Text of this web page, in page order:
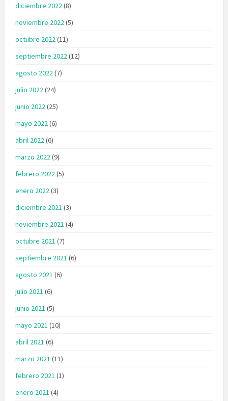
diciembre 2022(8)
noviembre 2022(5)
octubre 2022(11)
septiembre 2022(12)
agosto 2022(7)
julio 2022(24)
junio 2022(25)
mayo 2022(6)
abril 2022(6)
marzo 2022(9)
febrero 2022(5)
enero 2022(3)
diciembre 2021 (3)
noviembre 2021 (4)
octubre 2021 (7)
septiembre 2021 (6)
agosto 2021 (6)
julio 2021 (6)
junio 2021 (5)
mayo 2021 (10)
abril 2021 (6)
marzo 2021 (11)
febrero 2021 (1)
enero 2021 (4)